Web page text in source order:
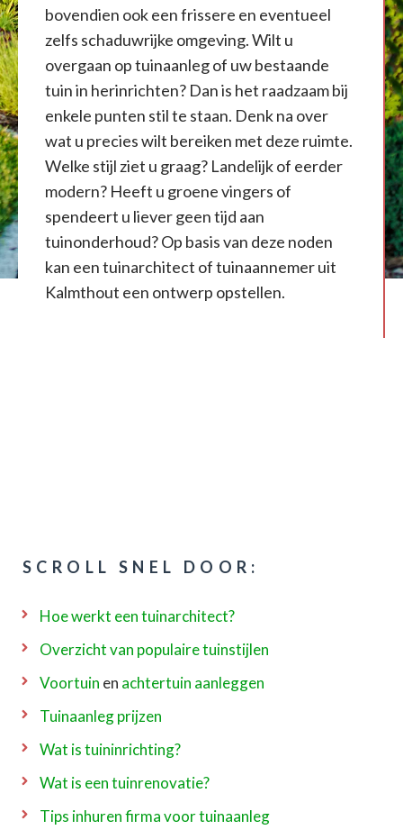
bovendien ook een frissere en eventueel
zelfs schaduwrijke omgeving. Wilt u
overgaan op tuinaanleg of uw bestaande
tuin in herinrichten? Dan is het raadzaam bij
enkele punten stil te staan. Denk na over
wat u precies wilt bereiken met deze ruimte.
Welke stijl ziet u graag? Landelijk of eerder
modern? Heeft u groene vingers of
spendeert u liever geen tijd aan
tuinonderhoud? Op basis van deze noden
kan een tuinarchitect of tuinaannemer uit
Kalmthout een ontwerp opstellen.
SCROLL SNEL DOOR:
Hoe werkt een tuinarchitect?
Overzicht van populaire tuinstijlen
Voortuin en achtertuin aanleggen
Tuinaanleg prijzen
Wat is tuininrichting?
Wat is een tuinrenovatie?
Tips inhuren firma voor tuinaanleg